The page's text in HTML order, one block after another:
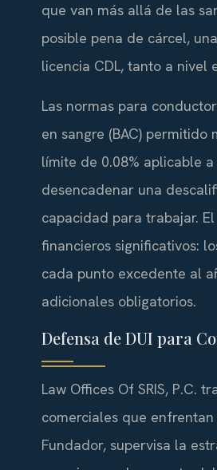
que van más allá de las
posible pena de cárcel,
licencia CDL, tanto a nivel
Las normas para
en sangre (BAC)
límite de 0.08% aplicable
desencadenar una
capacidad para trabajar.
financieros significativos:
cada punto excedente al
adicionales obligatorios.
Defensa de DUI para
Law Offices Of SRIS, P.C.
comerciales que
Fundador, supervisa la